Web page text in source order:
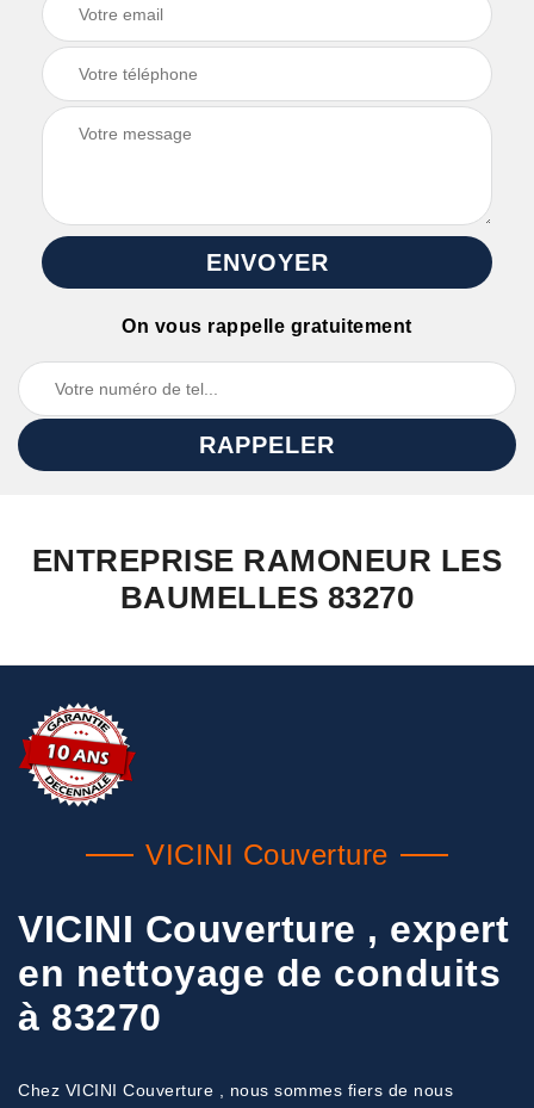
On vous rappelle gratuitement
ENTREPRISE RAMONEUR LES
BAUMELLES 83270
VICINI Couverture
VICINI Couverture , expert
en nettoyage de conduits
à 83270
Chez VICINI Couverture , nous sommes fiers de nous